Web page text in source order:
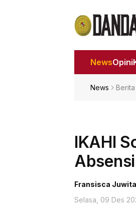
NewsOpini
News Berita
IKAHI
Fransisca
Selasa, 09 Des